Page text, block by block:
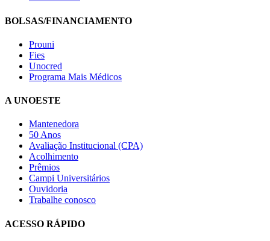
BOLSAS/FINANCIAMENTO
Prouni
Fies
Unocred
Programa Mais Médicos
A UNOESTE
Mantenedora
50 Anos
Avaliação Institucional (CPA)
Acolhimento
Prêmios
Campi Universitários
Ouvidoria
Trabalhe conosco
ACESSO RÁPIDO